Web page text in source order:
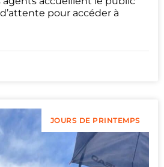
pour accéder à
JOURS DE PRINTEMPS